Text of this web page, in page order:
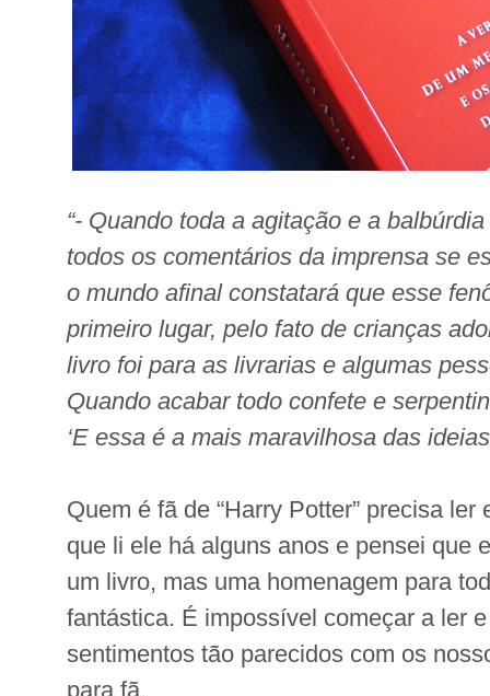
“- Quando toda a agitação e a
todos os comentários da imprensa se
o mundo afinal constatará que esse
primeiro lugar, pelo fato de crianças
livro foi para as livrarias e algumas
Quando acabar todo confete e
‘E essa é a mais maravilhosa das
Quem é fã de “Harry Potter” precisa
que li ele há alguns anos e pensei que
um livro, mas uma homenagem para
fantástica. É impossível começar a ler
sentimentos tão parecidos com os
para fã.